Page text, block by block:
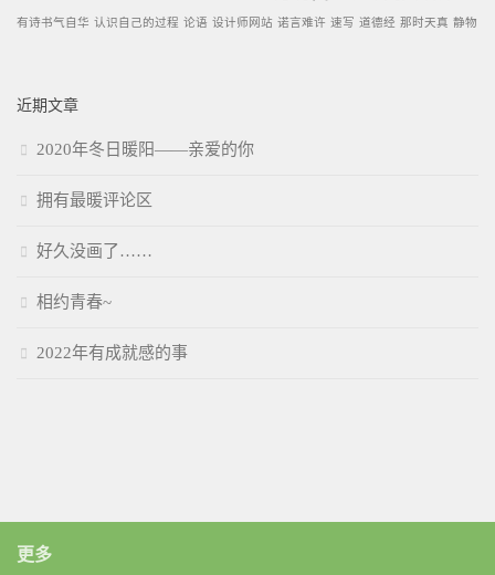
有诗书气自华 认识自己的过程 论语 设计师网站 诺言难许 速写 道德经 那时天真 静物
近期文章
2020年冬日暖阳——亲爱的你
拥有最暖评论区
好久没画了……
相约青春~
2022年有成就感的事
更多